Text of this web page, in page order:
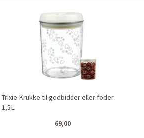
Trixie Krukke til godbidder eller foder
1,5L
69,00